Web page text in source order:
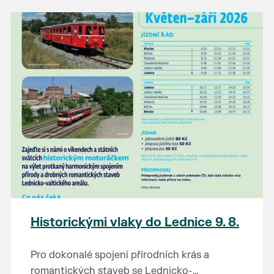
Prodejce prosíme tradičně o příchod 30
minut před začátkem, aby si vše na
prodejních místech stihli přichystat. Pokud
plánujete přijít a chcete rezervovat prodejní
místo, potvrďte prosím účast přes email
petr.vlasak@breclav.eu nebo zde v události,
ať víme, s kolika lidmi máme počítat. Počet
prodejních míst je omezen.
Těšíme se jako vždy!
Historickými vlaky do Lednice 9. 8.
Pro dokonalé spojení přírodních krás a
romantických staveb se Lednicko-